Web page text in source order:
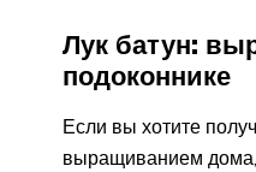
Лук батун:
подоконнике
Если вы хотите
выращиванием